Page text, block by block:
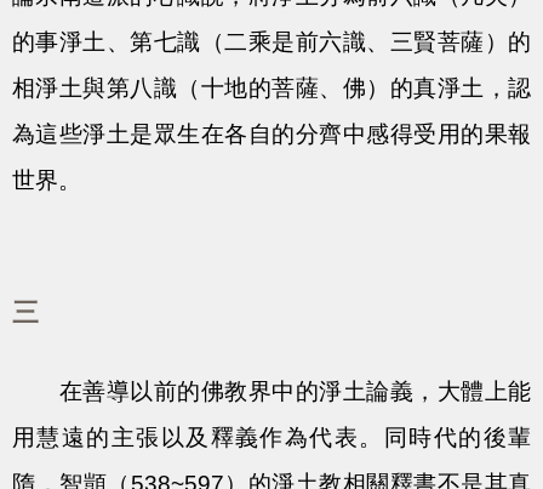
的事淨土、第七識（二乘是前六識、三賢菩薩）的
相淨土與第八識（十地的菩薩、佛）的真淨土，認
為這些淨土是眾生在各自的分齊中感得受用的果報
世界。
三
在善導以前的佛教界中的淨土論義，大體上能
用慧遠的主張以及釋義作為代表。同時代的後輩
隋．智顗（538~597）的淨土教相關釋書不是其真